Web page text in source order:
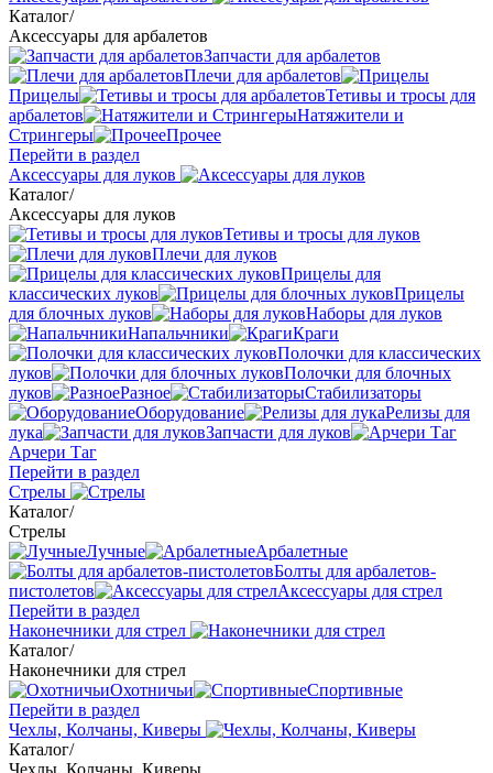
Каталог/
Аксессуары для арбалетов
Запчасти для арбалетов
Плечи для арбалетов
Прицелы
Тетивы и тросы для
арбалетов
Натяжители и
Стрингеры
Прочее
Перейти в раздел
Аксессуары для луков
Каталог/
Аксессуары для луков
Тетивы и тросы для луков
Плечи для луков
Прицелы для
классических луков
Прицелы
для блочных луков
Наборы для луков
Напальчники
Краги
Полочки для классических
луков
Полочки для блочных
луков
Разное
Стабилизаторы
Оборудование
Релизы для
лука
Запчасти для луков
Арчери Таг
Перейти в раздел
Стрелы
Каталог/
Стрелы
Лучные
Арбалетные
Болты для арбалетов-
пистолетов
Аксессуары для стрел
Перейти в раздел
Наконечники для стрел
Каталог/
Наконечники для стрел
Охотничьи
Спортивные
Перейти в раздел
Чехлы, Колчаны, Киверы
Каталог/
Чехлы, Колчаны, Киверы